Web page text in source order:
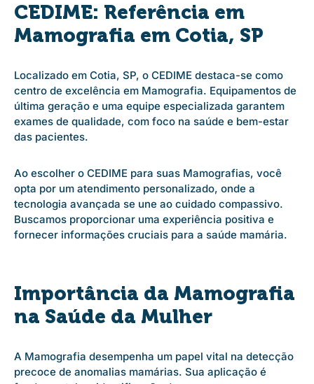
CEDIME: Referência em
Mamografia em Cotia, SP
Localizado em Cotia, SP, o CEDIME destaca-se como
centro de excelência em Mamografia. Equipamentos de
última geração e uma equipe especializada garantem
exames de qualidade, com foco na saúde e bem-estar
das pacientes.
Ao escolher o CEDIME para suas Mamografias, você
opta por um atendimento personalizado, onde a
tecnologia avançada se une ao cuidado compassivo.
Buscamos proporcionar uma experiência positiva e
fornecer informações cruciais para a saúde mamária.
Importância da Mamografia
na Saúde da Mulher
A Mamografia desempenha um papel vital na detecção
precoce de anomalias mamárias. Sua aplicação é